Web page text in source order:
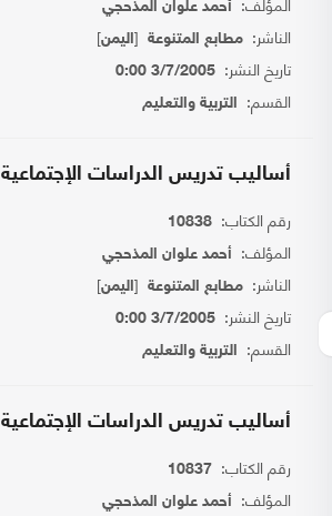
أحمد علوان المذحجي
الناشر: مطابع المتنوعة [اليمن]
تاريخ النشر: 3/7/2005 0:00
القسم: التربية والتعليم
أساليب تدريس الدراسات الإجتماعية
رقم الكتاب: 10838
المؤلف: أحمد علوان المذحجي
الناشر: مطابع المتنوعة [اليمن]
تاريخ النشر: 3/7/2005 0:00
القسم: التربية والتعليم
أساليب تدريس الدراسات الإجتماعية
رقم الكتاب: 10837
المؤلف: أحمد علوان المذحجي